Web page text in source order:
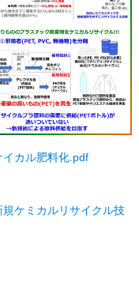
イカル肥料化.pdf
ケミカルリサイクル技